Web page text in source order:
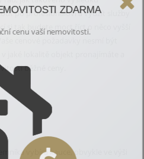
po profesionálovi a využít služby
si tak budete moct říct o něco vyšší
běžné ceny.
vybírá kauce, obvykle ve výši
ZDARMA
cenu vaší nemovitosti.